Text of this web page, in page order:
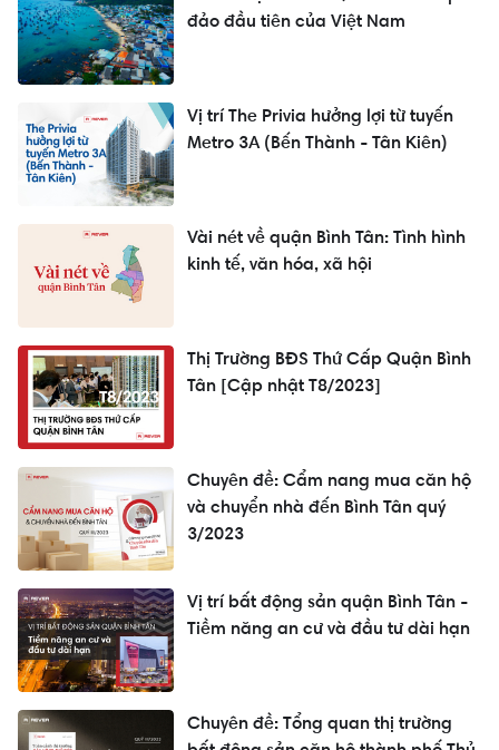
đảo đầu tiên của Việt Nam
Vị trí The Privia hưởng lợi từ tuyến
Metro 3A (Bến Thành - Tân Kiên)
Vài nét về quận Bình Tân: Tình hình
kinh tế, văn hóa, xã hội
Thị Trường BĐS Thứ Cấp Quận Bình
Tân [Cập nhật T8/2023]
Chuyên đề: Cẩm nang mua căn hộ
và chuyển nhà đến Bình Tân quý
3/2023
Vị trí bất động sản quận Bình Tân -
Tiềm năng an cư và đầu tư dài hạn
Chuyên đề: Tổng quan thị trường